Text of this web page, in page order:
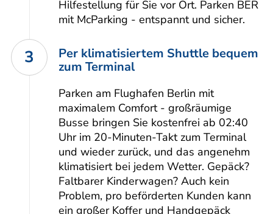
Hilfestellung für Sie vor Ort. Parken BER
mit McParking - entspannt und sicher.
3
Per klimatisiertem Shuttle bequem
zum Terminal
Parken am Flughafen Berlin mit
maximalem Comfort - großräumige
Busse bringen Sie kostenfrei ab 02:40
Uhr im 20-Minuten-Takt zum Terminal
und wieder zurück, und das angenehm
klimatisiert bei jedem Wetter. Gepäck?
Faltbarer Kinderwagen? Auch kein
Problem, pro beförderten Kunden kann
ein großer Koffer und Handgepäck